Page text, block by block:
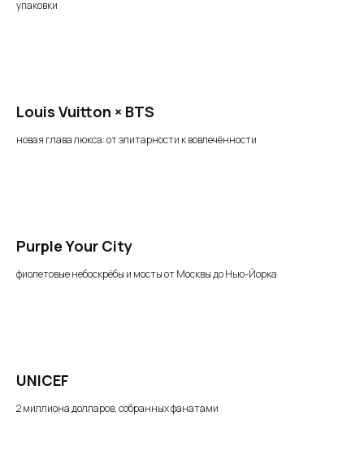
упаковки
Louis Vuitton × BTS
новая глава люкса: от элитарности к вовлечённости
Purple Your City
фиолетовые небоскрёбы и мосты от Москвы до Нью-Йорка
UNICEF
2 миллиона долларов, собранных фанатами